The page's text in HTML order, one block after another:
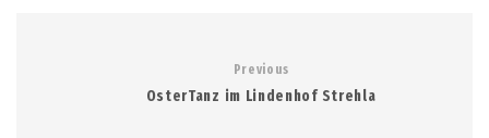
Previous
OsterTanz im Lindenhof Strehla